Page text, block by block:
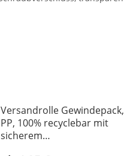
Versandrolle Gewindepack,
PP, 100% recyclebar mit
sicherem